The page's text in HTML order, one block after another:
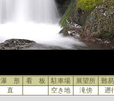
瀑 形 看 板 駐車場 展望所
難
直 空き地 滝傍 遡